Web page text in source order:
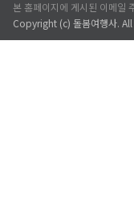
본 홈페이지에 게시된 이메일
Copyright (c) 돌봄여행사.